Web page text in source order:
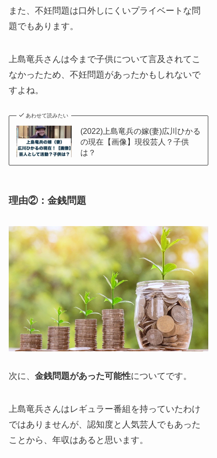
また、不妊問題は口外しにくいプライベートな問
題でもあります。
上島竜兵さんは今まで子供について言及されてこ
なかったため、不妊問題があったかもしれないで
すよね。
あわせて読みたい
(2022)上島竜兵の嫁(妻)広川ひかる
の現在【画像】現役芸人？子供
は？
理由②：金銭問題
次に、 金銭問題があった可能性についてです。
上島竜兵さんはレギュラー番組を持っていたわけ
ではありませんが、認知度と人気芸人でもあった
ことから、年収はあると思います。